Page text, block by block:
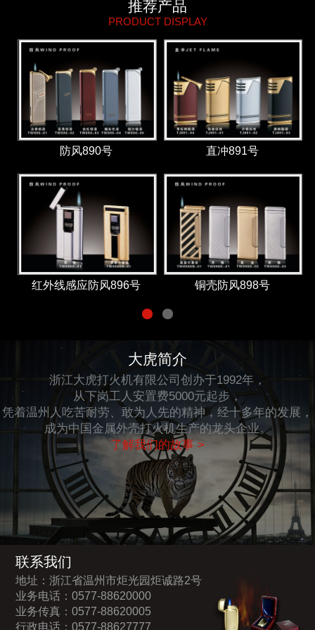
推荐产品
PRODUCT DISPLAY
防风890号 直冲891号
红外线感应防风896号 铜壳防风898号
大虎简介
浙江大虎打火机有限公司创办于1992年，
从下岗工人安置费5000元起步，
凭着温州人吃苦耐劳、敢为人先的精神，经十多年的发展，
成为中国金属外壳打火机生产的龙头企业。
了解我们的故事 >
联系我们
地址：浙江省温州市炬光园炬诚路2号
业务电话：0577-88620000
业务传真：0577-88620005
行政电话：0577-88627777